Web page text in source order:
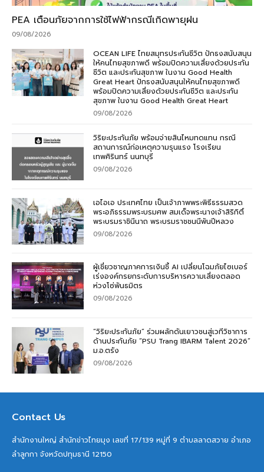
PEA เตือนภัยจากการใช้ไฟฟ้ากรณีเกิดพายุฝน
09/08/2026
OCEAN LIFE ไทยสมุทรประกันชีวิต ปักธงสนับสนุน
ให้คนไทยสุขภาพดี พร้อมปิดความเสี่ยงด้วยประกัน
ชีวิต และประกันสุขภาพ ในงาน Good Health
Great Heart ปักธงสนับสนุนให้คนไทยสุขภาพดี
พร้อมปิดความเสี่ยงด้วยประกันชีวิต และประกัน
สุขภาพ ในงาน Good Health Great Heart
09/08/2026
วิริยะประกันภัย พร้อมจ่ายสินไหมทดแทน กรณี
สถานการณ์ก่อเหตุความรุนแรง โรงเรียน
เทพศิรินทร์ นนทบุรี
09/08/2026
เอไอเอ ประเทศไทย เป็นเจ้าภาพพระพิธีธรรมสวด
พระอภิธรรมพระบรมศพ สมเด็จพระนางเจ้าสิริกิติ์
พระบรมราชินีนาถ พระบรมราชชนนีพันปีหลวง
09/08/2026
ผู้เชี่ยวชาญภาคการเงินชี้ AI เปลี่ยนโฉมภัยไซเบอร์
เร่งองค์กรยกระดับการบริหารความเสี่ยงตลอด
ห่วงโซ่พันธมิตร
09/08/2026
“วิริยะประกันภัย” ร่วมผลักดันเยาวชนสู่เวทีวิชาการ
ด้านประกันภัย “PSU Trang IBARM Talent 2026”
ม.อ.ตรัง
09/08/2026
Contact Us
สำนักงานใหญ่ สำนักข่าวไทยมุง เลขที่ 17/139 หมู่ที่ 9 ตำบลลาดสวาย อำเภอ
ลำลูกกา จังหวัดปทุมธานี 12150